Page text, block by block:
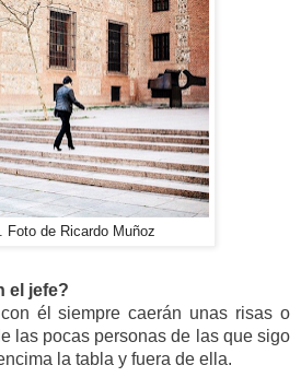
Foto de Ricardo Muñoz
el jefe?
él siempre caerán unas risas o
las pocas personas de las que sigo
la tabla y fuera de ella.